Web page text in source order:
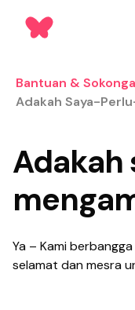
Bantuan &
Adakah Saya-
Adakah
Ya – Kami
selamat dan mesra